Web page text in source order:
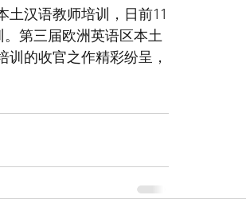
土汉语教师培训，日前11
第三届欧洲英语区本土
的收官之作精彩纷呈，